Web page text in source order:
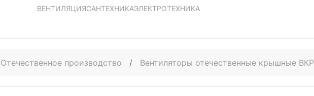
ВЕНТИЛЯЦИЯСАНТЕХНИКАЭЛЕКТРОТЕХНИКА
Отечественное производство / Вентиляторы отечественные крышные ВКР